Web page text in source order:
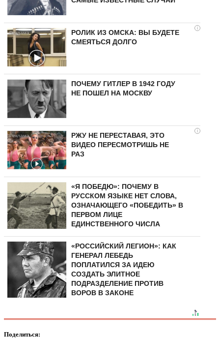
i
РОЛИК ИЗ ОМСКА: ВЫ БУДЕТЕ
СМЕЯТЬСЯ ДОЛГО
ПОЧЕМУ ГИТЛЕР В 1942 ГОДУ
НЕ ПОШЕЛ НА МОСКВУ
i
РЖУ НЕ ПЕРЕСТАВАЯ, ЭТО
ВИДЕО ПЕРЕСМОТРИШЬ НЕ
РАЗ
«Я ПОБЕДЮ»: ПОЧЕМУ В
РУССКОМ ЯЗЫКЕ НЕТ СЛОВА,
ОЗНАЧАЮЩЕГО «ПОБЕДИТЬ» В
ПЕРВОМ ЛИЦЕ
ЕДИНСТВЕННОГО ЧИСЛА
«РОССИЙСКИЙ ЛЕГИОН»: КАК
ГЕНЕРАЛ ЛЕБЕДЬ
ПОПЛАТИЛСЯ ЗА ИДЕЮ
СОЗДАТЬ ЭЛИТНОЕ
ПОДРАЗДЕЛЕНИЕ ПРОТИВ
ВОРОВ В ЗАКОНЕ
Поделиться: